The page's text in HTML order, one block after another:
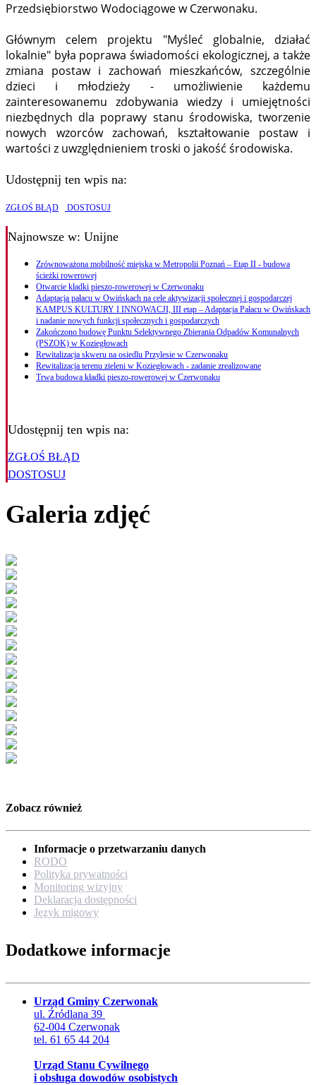
Przedsiębiorstwo Wodociągowe w Czerwonaku.
Głównym celem projektu "Myśleć globalnie, działać
lokalnie" była poprawa świadomości ekologicznej, a także
zmiana postaw i zachowań mieszkańców, szczególnie
dzieci i młodzieży - umożliwienie każdemu
zainteresowanemu zdobywania wiedzy i umiejętności
niezbędnych dla poprawy stanu środowiska, tworzenie
nowych wzorców zachowań, kształtowanie postaw i
wartości z uwzględnieniem troski o jakość środowiska.
Udostępnij ten wpis na:
ZGŁOŚ BŁĄD DOSTOSUJ
Najnowsze w: Unijne
Zrównoważona mobilność miejska w Metropolii Poznań – Etap II - budowa
ścieżki rowerowej
Otwarcie kładki pieszo-rowerowej w Czerwonaku
Adaptacja pałacu w Owińskach na cele aktywizacji społecznej i gospodarczej
KAMPUS KULTURY I INNOWACJI, III etap – Adaptacja Pałacu w Owińskach
i nadanie nowych funkcji społecznych i gospodarczych
Zakończono budowę Punktu Selektywnego Zbierania Odpadów Komunalnych
(PSZOK) w Koziegłowach
Rewitalizacja skweru na osiedlu Przylesie w Czerwonaku
Rewitalizacja terenu zieleni w Koziegłowach - zadanie zrealizowane
Trwa budowa kładki pieszo-rowerowej w Czerwonaku
Udostępnij ten wpis na:
ZGŁOŚ BŁĄD
DOSTOSUJ
Galeria zdjęć
Zobacz również
Informacje o przetwarzaniu danych
RODO
Polityka prywatności
Monitoring wizyjny
Deklaracja dostępności
Język migowy
Dodatkowe informacje
Urząd Gminy Czerwonak
ul. Źródlana 39
62-004 Czerwonak
tel. 61 65 44 204
Urząd Stanu Cywilnego
i obsługa dowodów osobistych